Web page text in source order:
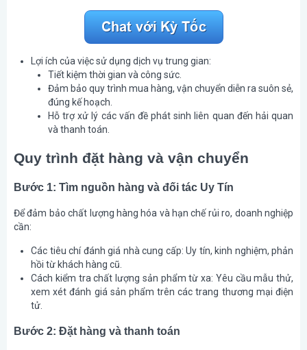
Lợi ích của việc sử dụng dịch vụ trung gian:
Tiết kiệm thời gian và công sức.
Đảm bảo quy trình mua hàng, vận chuyển diễn ra suôn sẻ,
đúng kế hoạch.
Hỗ trợ xử lý các vấn đề phát sinh liên quan đến hải quan
và thanh toán.
Quy trình đặt hàng và vận chuyển
Bước 1: Tìm nguồn hàng và đối tác Uy Tín
Để đảm bảo chất lượng hàng hóa và hạn chế rủi ro, doanh nghiệp
cần:
Các tiêu chí đánh giá nhà cung cấp: Uy tín, kinh nghiệm, phản
hồi từ khách hàng cũ.
Cách kiểm tra chất lượng sản phẩm từ xa: Yêu cầu mẫu thử,
xem xét đánh giá sản phẩm trên các trang thương mại điện
tử.
Bước 2: Đặt hàng và thanh toán